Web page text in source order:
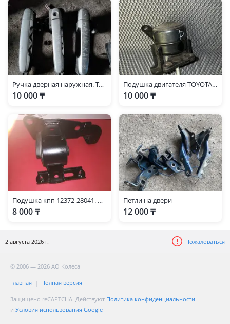
Ручка дверная наружная. Toyota RAV4
10 000 ₸
Подушка двигателя TOYOTA RAV-4 2002
10 000 ₸
Подушка кпп 12372-28041. Подушка коробки rav4 второго поколения 20 кузов
8 000 ₸
Петли на двери
12 000 ₸
2 августа 2026 г. Пожаловаться
© 2006 — 2026 АО Колеса
Главная Полная версия
Защищено reCAPTCHA. Действуют Политика конфиденциальности
и Условия использования Google